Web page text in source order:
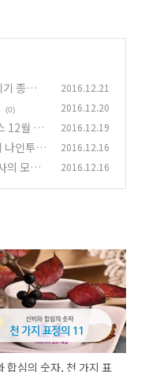
종량제
2016.12.21
(0) 2016.12.20
12월 2
2016.12.19
나인투포
2016.12.16
의 모든
2016.12.16
합심의 숫자, 천 가지 표